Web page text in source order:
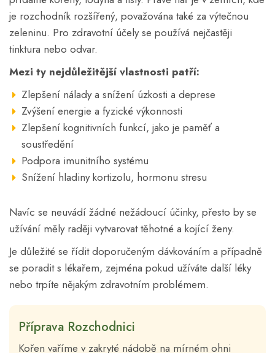
je rozchodník rozšířený, považována také za výtečnou
zeleninu. Pro zdravotní účely se používá nejčastěji
tinktura nebo odvar.
Mezi ty nejdůležitější vlastnosti patří:
Zlepšení nálady a snížení úzkosti a deprese
Zvýšení energie a fyzické výkonnosti
Zlepšení kognitivních funkcí, jako je paměť a
soustředění
Podpora imunitního systému
Snížení hladiny kortizolu, hormonu stresu
Navíc se neuvádí žádné nežádoucí účinky, přesto by se
užívání měly raději vytvarovat těhotné a kojící ženy.
Je důležité se řídit doporučeným dávkováním a případně
se poradit s lékařem, zejména pokud užíváte další léky
nebo trpíte nějakým zdravotním problémem.
Příprava Rozchodnici
Kořen vaříme v zakryté nádobě na mírném ohni